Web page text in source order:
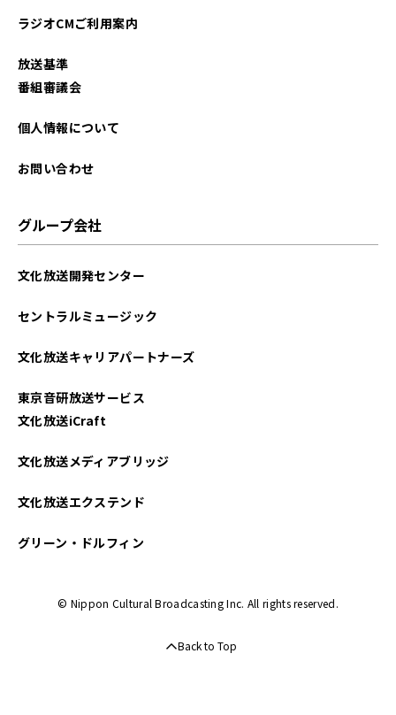
ラジオCMご利用案内
放送基準
番組審議会
個人情報について
お問い合わせ
グループ会社
文化放送開発センター
セントラルミュージック
文化放送キャリアパートナーズ
東京音研放送サービス
文化放送iCraft
文化放送メディアブリッジ
文化放送エクステンド
グリーン・ドルフィン
© Nippon Cultural Broadcasting Inc. All rights reserved.
Back to Top